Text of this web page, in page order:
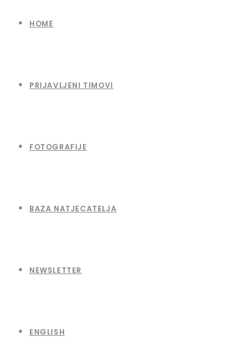
HOME
PRIJAVLJENI TIMOVI
FOTOGRAFIJE
BAZA NATJECATELJA
NEWSLETTER
ENGLISH